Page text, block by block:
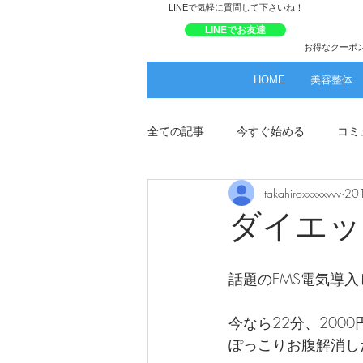
​LINEで気軽に質問して下さいね！
LINEでお友達
お得なクーポ
HOME 美容整体
全ての記事 今すぐ始める コ
ダイエ
takahiroxxxxxvvv
話題のEMS電気導
今なら22分、2000
ぽっこりお腹解消